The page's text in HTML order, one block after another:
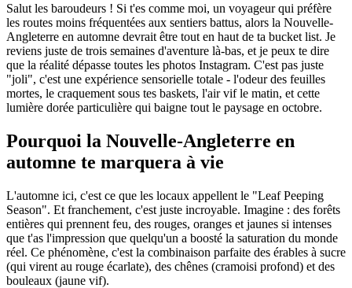
Salut les baroudeurs ! Si t'es comme moi, un voyageur qui préfère
les routes moins fréquentées aux sentiers battus, alors la Nouvelle-
Angleterre en automne devrait être tout en haut de ta bucket list. Je
reviens juste de trois semaines d'aventure là-bas, et je peux te dire
que la réalité dépasse toutes les photos Instagram. C'est pas juste
"joli", c'est une expérience sensorielle totale - l'odeur des feuilles
mortes, le craquement sous tes baskets, l'air vif le matin, et cette
lumière dorée particulière qui baigne tout le paysage en octobre.
Pourquoi la Nouvelle-Angleterre en
automne te marquera à vie
L'automne ici, c'est ce que les locaux appellent le "Leaf Peeping
Season". Et franchement, c'est juste incroyable. Imagine : des forêts
entières qui prennent feu, des rouges, oranges et jaunes si intenses
que t'as l'impression que quelqu'un a boosté la saturation du monde
réel. Ce phénomène, c'est la combinaison parfaite des érables à sucre
(qui virent au rouge écarlate), des chênes (cramoisi profond) et des
bouleaux (jaune vif).